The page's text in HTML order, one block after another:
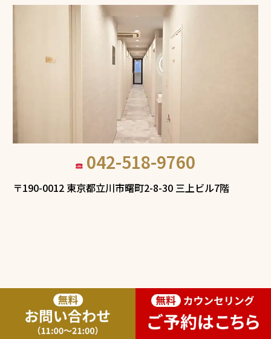
042-518-9760
〒190-0012 東京都立川市曙町2-8-30 三上ビル7階